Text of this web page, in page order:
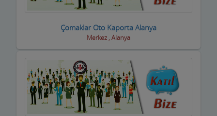
Yatçılar Gezi Tekneleri
Yemek Fabrikası
Yetkili Servisler
Yufkacılar
Zirai ilaç ve Aletler
Züccaciyeler
Çomaklar Oto Kaporta Alanya
Merkez , Alanya